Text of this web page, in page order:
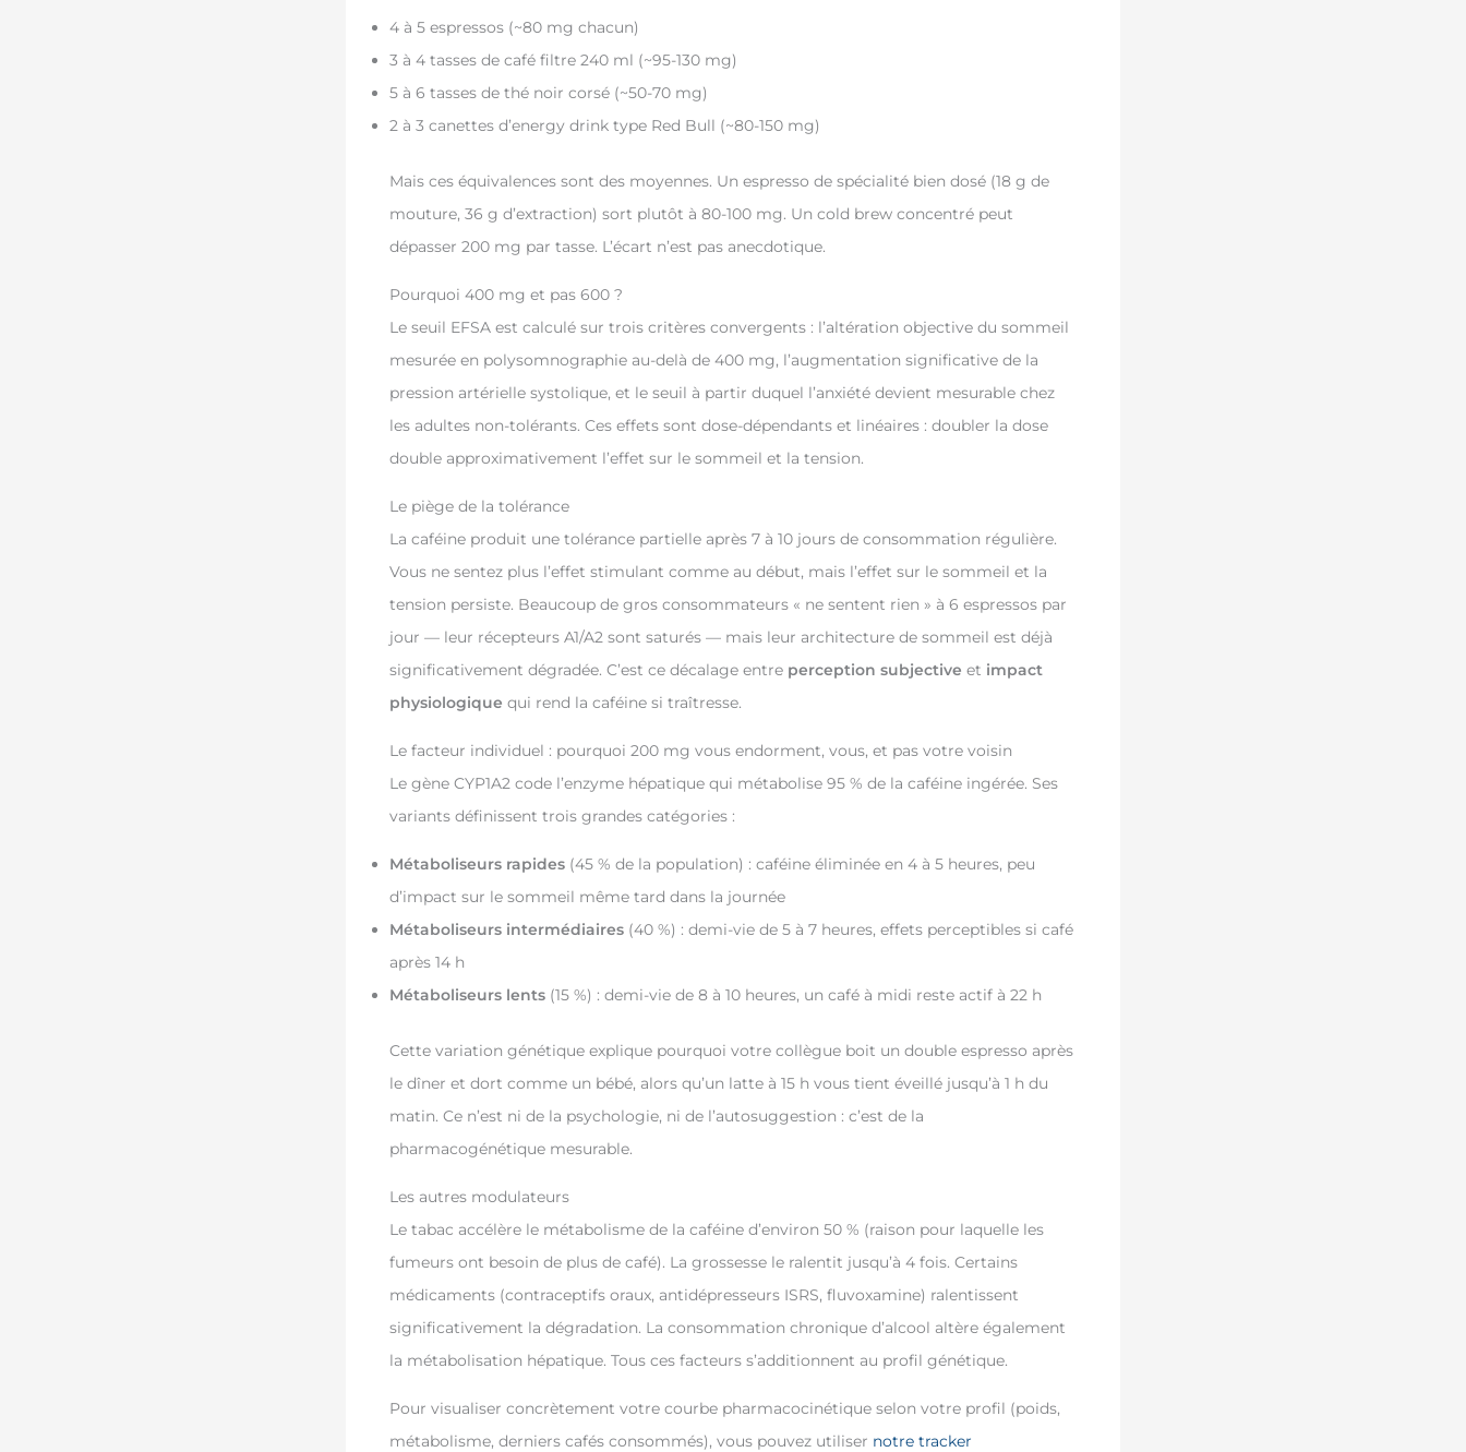
4 à 5 espressos (~80 mg chacun)
3 à 4 tasses de café filtre 240 ml (~95-130 mg)
5 à 6 tasses de thé noir corsé (~50-70 mg)
2 à 3 canettes d’energy drink type Red Bull (~80-150 mg)
Mais ces équivalences sont des moyennes. Un espresso de spécialité bien dosé (18 g de
mouture, 36 g d’extraction) sort plutôt à 80-100 mg. Un cold brew concentré peut
dépasser 200 mg par tasse. L’écart n’est pas anecdotique.
Pourquoi 400 mg et pas 600 ?
Le seuil EFSA est calculé sur trois critères convergents : l’altération objective du sommeil
mesurée en polysomnographie au-delà de 400 mg, l’augmentation significative de la
pression artérielle systolique, et le seuil à partir duquel l’anxiété devient mesurable chez
les adultes non-tolérants. Ces effets sont dose-dépendants et linéaires : doubler la dose
double approximativement l’effet sur le sommeil et la tension.
Le piège de la tolérance
La caféine produit une tolérance partielle après 7 à 10 jours de consommation régulière.
Vous ne sentez plus l’effet stimulant comme au début, mais l’effet sur le sommeil et la
tension persiste. Beaucoup de gros consommateurs « ne sentent rien » à 6 espressos par
jour — leur récepteurs A1/A2 sont saturés — mais leur architecture de sommeil est déjà
significativement dégradée. C’est ce décalage entre perception subjective et impact
physiologique qui rend la caféine si traîtresse.
Le facteur individuel : pourquoi 200 mg vous endorment, vous, et pas votre voisin
Le gène CYP1A2 code l’enzyme hépatique qui métabolise 95 % de la caféine ingérée. Ses
variants définissent trois grandes catégories :
Métaboliseurs rapides (45 % de la population) : caféine éliminée en 4 à 5 heures, peu
d’impact sur le sommeil même tard dans la journée
Métaboliseurs intermédiaires (40 %) : demi-vie de 5 à 7 heures, effets perceptibles si café
après 14 h
Métaboliseurs lents (15 %) : demi-vie de 8 à 10 heures, un café à midi reste actif à 22 h
Cette variation génétique explique pourquoi votre collègue boit un double espresso après
le dîner et dort comme un bébé, alors qu’un latte à 15 h vous tient éveillé jusqu’à 1 h du
matin. Ce n’est ni de la psychologie, ni de l’autosuggestion : c’est de la
pharmacogénétique mesurable.
Les autres modulateurs
Le tabac accélère le métabolisme de la caféine d’environ 50 % (raison pour laquelle les
fumeurs ont besoin de plus de café). La grossesse le ralentit jusqu’à 4 fois. Certains
médicaments (contraceptifs oraux, antidépresseurs ISRS, fluvoxamine) ralentissent
significativement la dégradation. La consommation chronique d’alcool altère également
la métabolisation hépatique. Tous ces facteurs s’additionnent au profil génétique.
Pour visualiser concrètement votre courbe pharmacocinétique selon votre profil (poids,
métabolisme, derniers cafés consommés), vous pouvez utiliser notre tracker